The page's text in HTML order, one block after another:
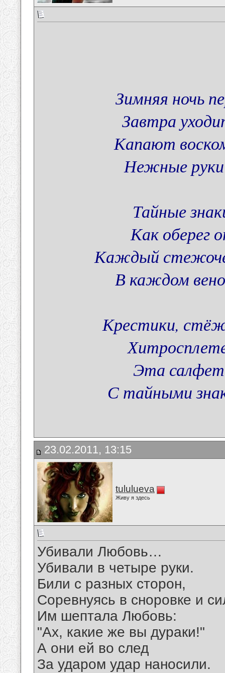
Зимняя ночь
Завтра
Капают
Нежные
Тайные
Как оберег
Каждый
В каждом
Крестики,
Эта
С тайными
23.02.2011, 13:15
tululueva
Живу я здесь
Убивали Любовь…
Убивали в четыре руки.
Били с разных сторон,
Соревнуясь в сноровке и
Им шептала Любовь:
"Ах, какие же вы дураки!"
А они ей во след
За ударом удар наносили.